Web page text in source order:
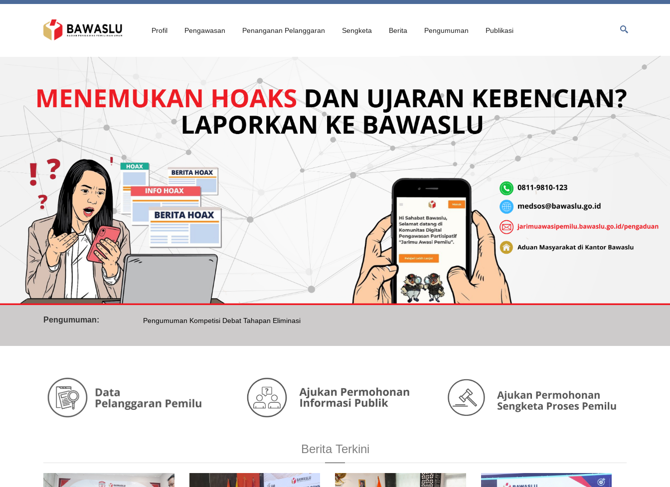
Profil Pengawasan Penanganan Pelanggaran Sengketa Berita Pengumuman Publikasi
Pengumuman:
409 Regu Mahasiswa Ikuti Kompetisi Debat Penegakan Hukum Pemilu VI
Berita Terkini